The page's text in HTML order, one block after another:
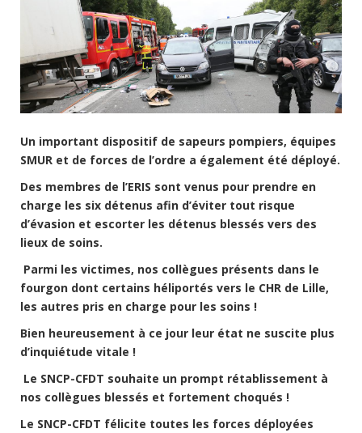
Un important dispositif de sapeurs pompiers, équipes
SMUR et de forces de l’ordre a également été déployé.
Des membres de l’ERIS sont venus pour prendre en
charge les six détenus afin d’éviter tout risque
d’évasion et escorter les détenus blessés vers des
lieux de soins.
Parmi les victimes, nos collègues présents dans le
fourgon dont certains héliportés vers le CHR de Lille,
les autres pris en charge pour les soins !
Bien heureusement à ce jour leur état ne suscite plus
d’inquiétude vitale !
Le SNCP-CFDT souhaite un prompt rétablissement à
nos collègues blessés et fortement choqués !
Le SNCP-CFDT félicite toutes les forces déployées